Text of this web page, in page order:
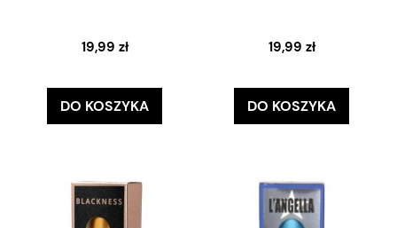
19,99 zł
DO KOSZYKA
19,99 zł
DO KOSZYKA